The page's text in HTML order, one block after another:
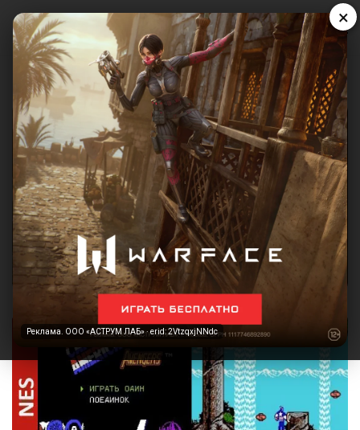
×
Реклама. ООО «АСТРУМ ЛАБ» · erid: 2VtzqxjNNdc
Реклама. ООО «АСТРУМ ЛАБ» · erid: 2VtzqxjNNdc